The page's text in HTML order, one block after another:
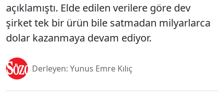
açıklamıştı. Elde edilen verilere göre dev
şirket tek bir ürün bile satmadan milyarlarca
dolar kazanmaya devam ediyor.
Derleyen: Yunus Emre Kılıç